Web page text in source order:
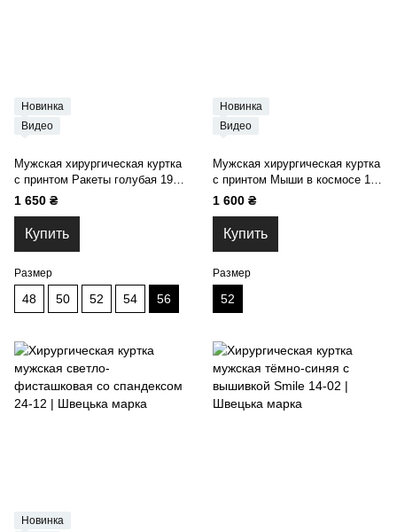
Новинка
Видео
Мужская хирургическая куртка
с принтом Ракеты голубая 19-
06
1 650 ₴
Купить
Размер
48 50 52 54 56
Новинка
Видео
Мужская хирургическая куртка
с принтом Мыши в космосе 19-
06
1 600 ₴
Купить
Размер
52
Новинка